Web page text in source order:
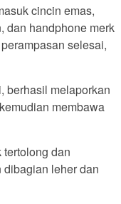
cincin emas,
dan handphone merk
selesai,
berhasil melaporkan
membawa
dan
leher dan